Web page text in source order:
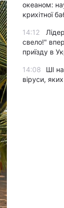
океаном:
крихітної
14:12
свело!"
приїзду в
14:08
ШІ
віруси,